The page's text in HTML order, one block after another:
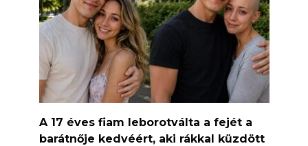
A 17 éves fiam leborotválta a fejét a
barátnője kedvéért, aki rákkal küzdött